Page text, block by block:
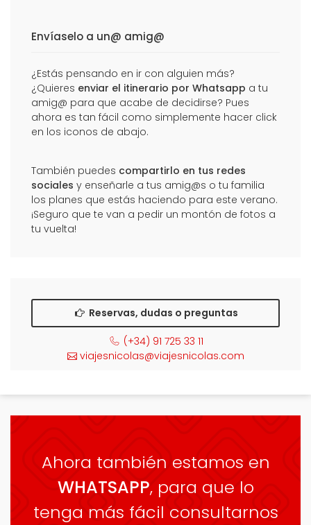
Envíaselo a un@ amig@
¿Estás pensando en ir con alguien más?
¿Quieres enviar el itinerario por Whatsapp a tu
amig@ para que acabe de decidirse? Pues
ahora es tan fácil como simplemente hacer click
en los iconos de abajo.
También puedes compartirlo en tus redes
sociales y enseñarle a tus amig@s o tu familia
los planes que estás haciendo para este verano.
¡Seguro que te van a pedir un montón de fotos a
tu vuelta!
Reservas, dudas o preguntas
(+34) 91 725 33 11
viajesnicolas@viajesnicolas.com
Ahora también estamos en
WHATSAPP, para que lo
tenga más fácil consultarnos